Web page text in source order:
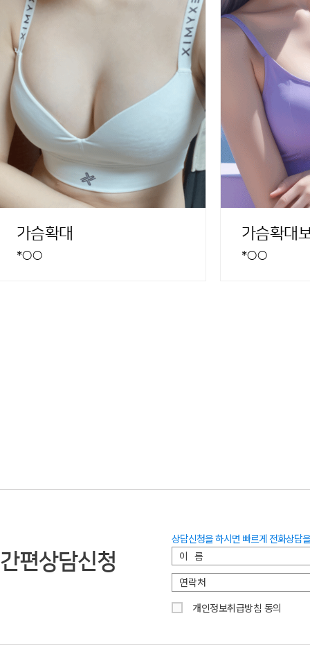
가슴확대
*○○
가슴확대
*○○
간편상담신청
상담신청을 하시면 빠르게 전화상담
개인정보취급방침 동의